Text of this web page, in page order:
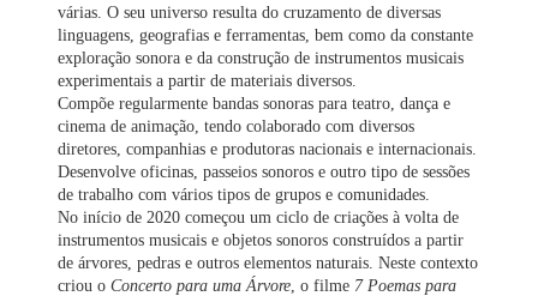
várias. O seu universo resulta do cruzamento de diversas
linguagens, geografias e ferramentas, bem como da constante
exploração sonora e da construção de instrumentos musicais
experimentais a partir de materiais diversos.
Compõe regularmente bandas sonoras para teatro, dança e
cinema de animação, tendo colaborado com diversos
diretores, companhias e produtoras nacionais e internacionais.
Desenvolve oficinas, passeios sonoros e outro tipo de sessões
de trabalho com vários tipos de grupos e comunidades.
No início de 2020 começou um ciclo de criações à volta de
instrumentos musicais e objetos sonoros construídos a partir
de árvores, pedras e outros elementos naturais. Neste contexto
criou oConcerto para uma Árvore , o filme 7 Poemas para